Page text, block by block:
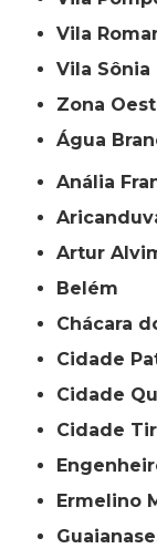
Vila
Vila Sônia
Zona
Água
Anália
Artur
Belém
Chácara
Cidade
Cidade
Cidade
Ermelino